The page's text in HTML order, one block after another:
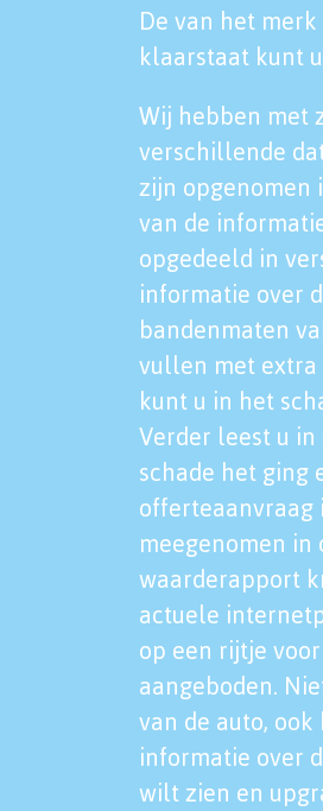
De van het
klaarstaat kunt
Wij hebben met
verschillende
zijn opgenomen
van de
opgedeeld in
informatie over
bandenmaten
vullen met extra
kunt u in het
Verder leest u in
schade het ging
offerteaanvraag
meegenomen
waarderapport
actuele
op een rijtje
aangeboden.
van de auto,
informatie over
wilt zien en